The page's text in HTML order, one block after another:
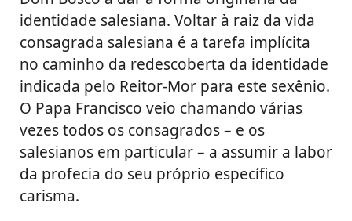
identidade salesiana. Voltar à raiz da vida
consagrada salesiana é a tarefa implícita
no caminho da redescoberta da identidade
indicada pelo Reitor-Mor para este sexênio.
O Papa Francisco veio chamando várias
vezes todos os consagrados – e os
salesianos em particular – a assumir a labor
da profecia do seu próprio específico
carisma.